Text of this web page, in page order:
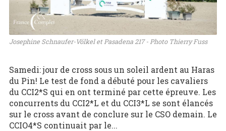
Josephine Schnaufer-Völkel et Pasadena 217 - Photo Thierry Fuss
Samedi: jour de cross sous un soleil ardent au Haras
du Pin! Le test de fond a débuté pour les cavaliers
du CCI2*S qui en ont terminé par cette épreuve. Les
concurrents du CCI2*L et du CCI3*L se sont élancés
sur le cross avant de conclure sur le CSO demain. Le
CCIO4*S continuait par le...